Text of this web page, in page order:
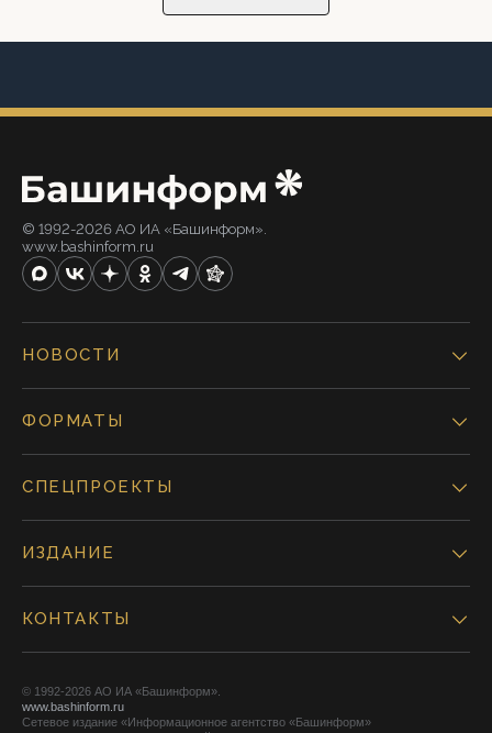
© 1992-2026 АО ИА «Башинформ».
www.bashinform.ru
НОВОСТИ
ФОРМАТЫ
СПЕЦПРОЕКТЫ
ИЗДАНИЕ
КОНТАКТЫ
© 1992-2026 АО ИА «Башинформ».
www.bashinform.ru
Сетевое издание «Информационное агентство «Башинформ»